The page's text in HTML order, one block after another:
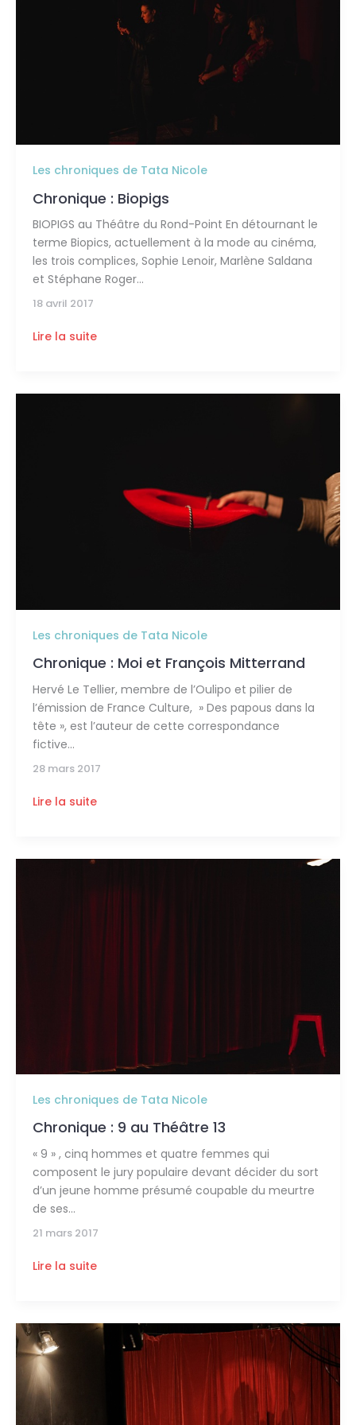
Les chroniques de Tata Nicole
Chronique : Biopigs
BIOPIGS au Théâtre du Rond-Point En détournant le
terme Biopics, actuellement à la mode au cinéma,
les trois complices, Sophie Lenoir, Marlène Saldana
et Stéphane Roger
18 avril 2017
Lire la suite
Les chroniques de Tata Nicole
Chronique : Moi et François Mitterrand
Hervé Le Tellier, membre de l’Oulipo et pilier de
l’émission de France Culture, » Des papous dans la
tête », est l’auteur de cette correspondance
fictive
28 mars 2017
Lire la suite
Les chroniques de Tata Nicole
Chronique : 9 au Théâtre 13
« 9 » , cinq hommes et quatre femmes qui
composent le jury populaire devant décider du sort
d’un jeune homme présumé coupable du meurtre
de ses
21 mars 2017
Chronique
Lire la suite
Chronique
:
Le
Cas
Sneijder